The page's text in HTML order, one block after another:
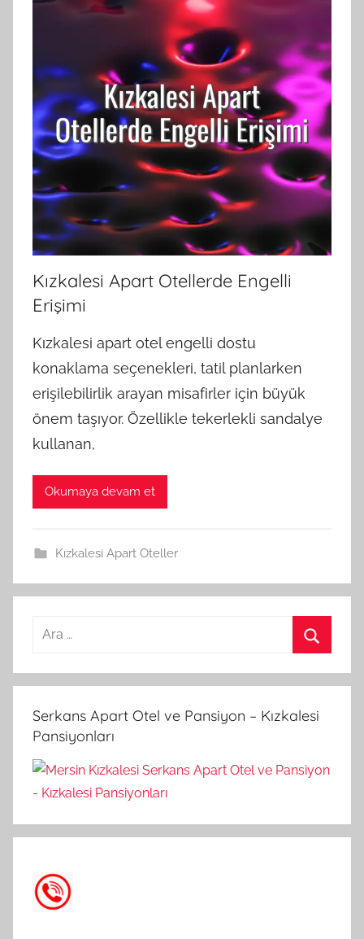
Kızkalesi Apart Otellerde Engelli
Erişimi
Kızkalesi apart otel engelli dostu
konaklama seçenekleri, tatil planlarken
erişilebilirlik arayan misafirler için büyük
önem taşıyor. Özellikle tekerlekli sandalye
kullanan,
Okumaya devam et
Kızkalesi Apart Oteller
a
a
:
r
a
Serkans Apart Otel ve Pansiyon – Kızkalesi
Pansiyonları